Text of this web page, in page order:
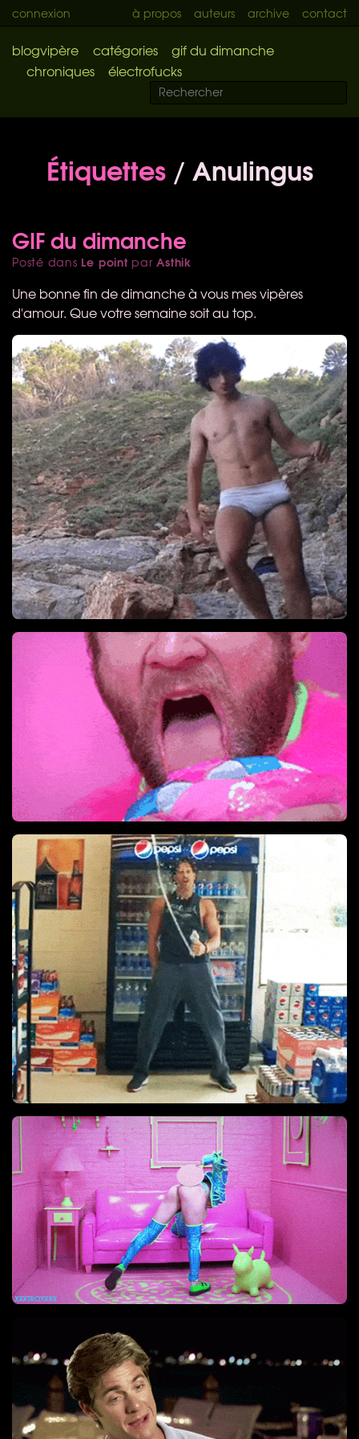
connexion à propos auteurs archive contact
blogvipère catégories
gif du dimanche
chroniques
électrofucks
Étiquettes/ Anulingus
GIF du dimanche
Posté dans Le point parAsthik
Une bonne fin de dimanche à vous mes vipères
d'amour. Que votre semaine soit au top.